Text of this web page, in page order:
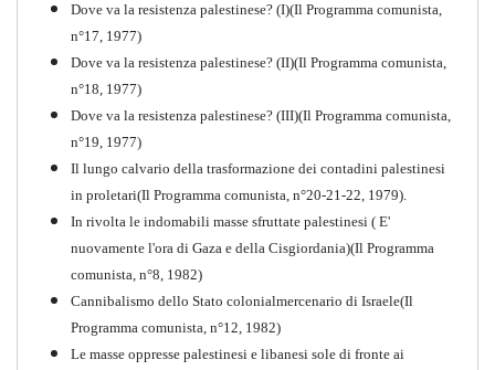
Perchè la Russia non era
comunista
Quaderno n°10
Dove va la resistenza palestinese? (I)(Il Programma comunista,
n°17, 1977)
Dove va la resistenza palestinese? (II)(Il Programma comunista,
n°18, 1977)
Dove va la resistenza palestinese? (III)(Il Programma comunista,
n°19, 1977)
Il lungo calvario della trasformazione dei contadini palestinesi
in proletari(Il Programma comunista, n°20-21-22, 1979).
In rivolta le indomabili masse sfruttate palestinesi ( E'
nuovamente l'ora di Gaza e della Cisgiordania)(Il Programma
comunista, n°8, 1982)
Cannibalismo dello Stato colonialmercenario di Israele(Il
Programma comunista, n°12, 1982)
Le masse oppresse palestinesi e libanesi sole di fronte ai